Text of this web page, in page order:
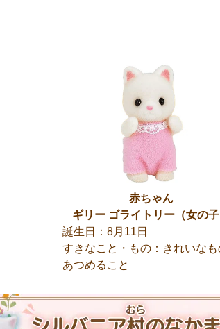
赤ちゃん
ギリー ゴライトリー （女の
誕生日：8月11日
すきなこと・もの：きれいな
あつめること